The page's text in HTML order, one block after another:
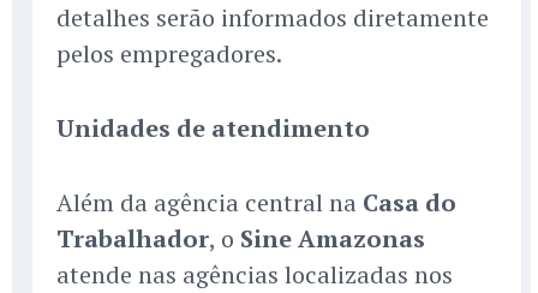
detalhes serão informados diretamente
pelos empregadores.
Unidades de atendimento
Além da agência central na Casa do
Trabalhador, o Sine Amazonas
atende nas agências localizadas nos